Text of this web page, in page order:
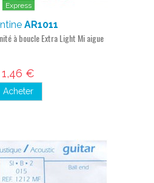
Express
AR1011
à boucle Extra Light Mi aigue
1,46 €
Acheter